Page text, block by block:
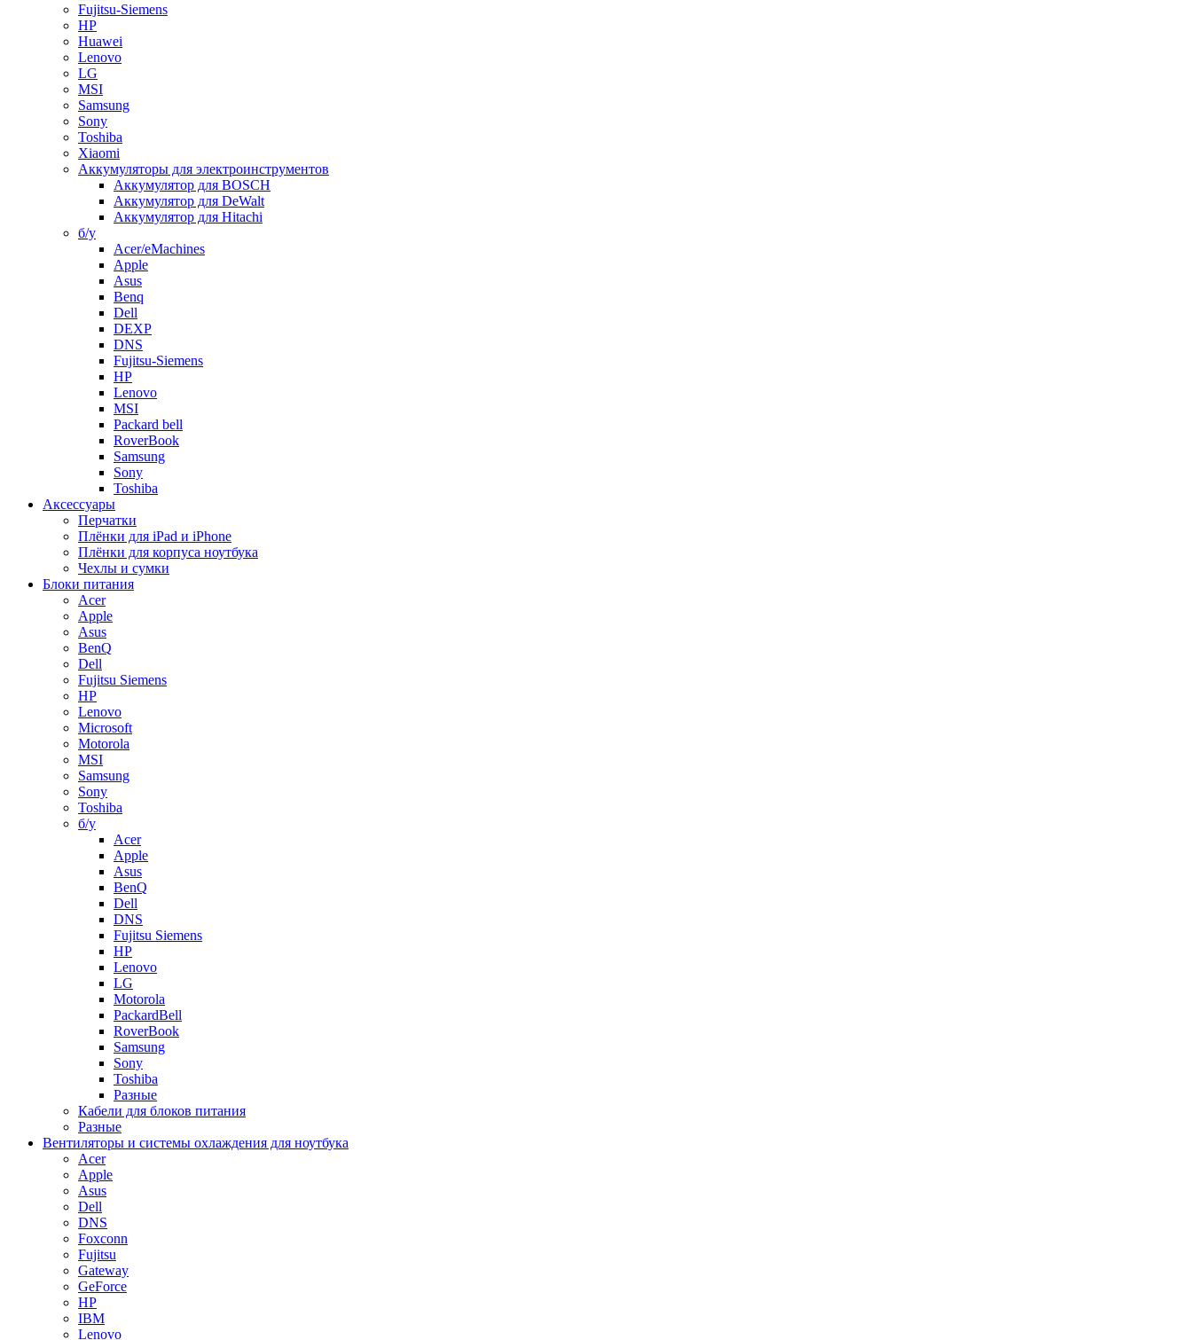
Fujitsu-Siemens
HP
Huawei
Lenovo
LG
MSI
Samsung
Sony
Toshiba
Xiaomi
Аккумуляторы для электроинструментов
Аккумулятор для BOSCH
Аккумулятор для DeWalt
Аккумулятор для Hitachi
б/у
Acer/eMachines
Apple
Asus
Benq
Dell
DEXP
DNS
Fujitsu-Siemens
HP
Lenovo
MSI
Packard bell
RoverBook
Samsung
Sony
Toshiba
Аксессуары
Перчатки
Плёнки для iPad и iPhone
Плёнки для корпуса ноутбука
Чехлы и сумки
Блоки питания
Acer
Apple
Asus
BenQ
Dell
Fujitsu Siemens
HP
Lenovo
Microsoft
Motorola
MSI
Samsung
Sony
Toshiba
б/у
Acer
Apple
Asus
BenQ
Dell
DNS
Fujitsu Siemens
HP
Lenovo
LG
Motorola
PackardBell
RoverBook
Samsung
Sony
Toshiba
Разные
Кабели для блоков питания
Разные
Вентиляторы и системы охлаждения для ноутбука
Acer
Apple
Asus
Dell
DNS
Foxconn
Fujitsu
Gateway
GeForce
HP
IBM
Lenovo